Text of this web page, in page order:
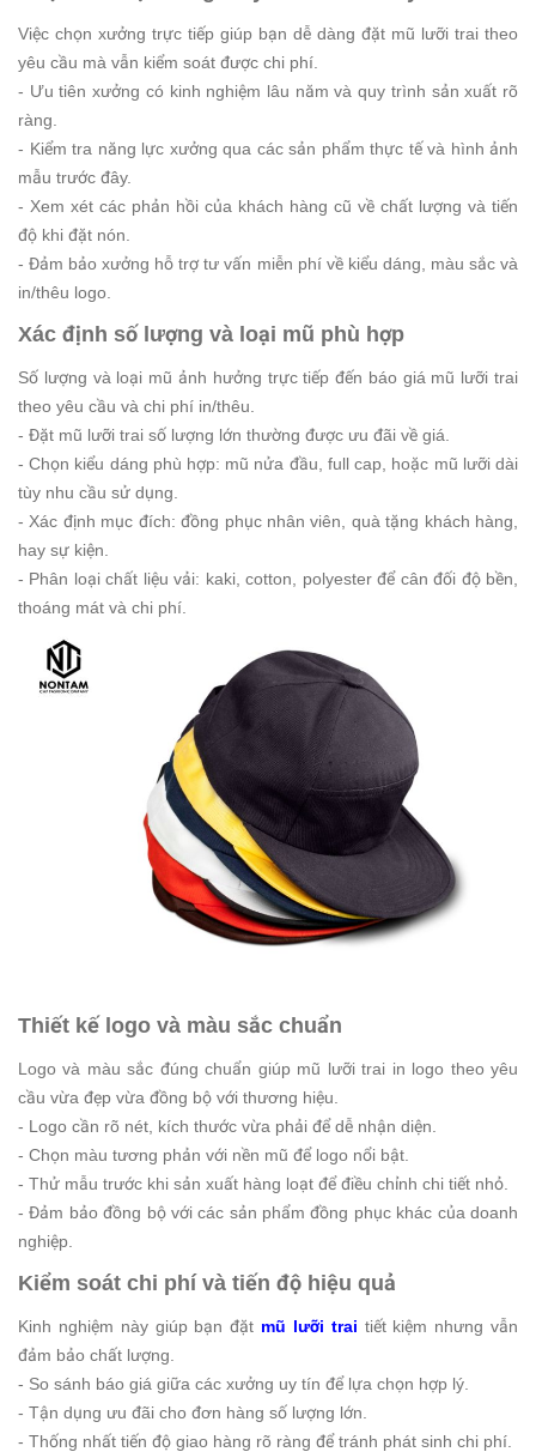
Việc chọn xưởng trực tiếp giúp bạn dễ dàng đặt mũ lưỡi trai theo
yêu cầu mà vẫn kiểm soát được chi phí.
- Ưu tiên xưởng có kinh nghiệm lâu năm và quy trình sản xuất rõ
ràng.
- Kiểm tra năng lực xưởng qua các sản phẩm thực tế và hình ảnh
mẫu trước đây.
- Xem xét các phản hồi của khách hàng cũ về chất lượng và tiến
độ khi đặt nón.
- Đảm bảo xưởng hỗ trợ tư vấn miễn phí về kiểu dáng, màu sắc và
in/thêu logo.
Xác định số lượng và loại mũ phù hợp
Số lượng và loại mũ ảnh hưởng trực tiếp đến báo giá mũ lưỡi trai
theo yêu cầu và chi phí in/thêu.
- Đặt mũ lưỡi trai số lượng lớn thường được ưu đãi về giá.
- Chọn kiểu dáng phù hợp: mũ nửa đầu, full cap, hoặc mũ lưỡi dài
tùy nhu cầu sử dụng.
- Xác định mục đích: đồng phục nhân viên, quà tặng khách hàng,
hay sự kiện.
- Phân loại chất liệu vải: kaki, cotton, polyester để cân đối độ bền,
thoáng mát và chi phí.
Thiết kế logo và màu sắc chuẩn
Logo và màu sắc đúng chuẩn giúp mũ lưỡi trai in logo theo yêu
cầu vừa đẹp vừa đồng bộ với thương hiệu.
- Logo cần rõ nét, kích thước vừa phải để dễ nhận diện.
- Chọn màu tương phản với nền mũ để logo nổi bật.
- Thử mẫu trước khi sản xuất hàng loạt để điều chỉnh chi tiết nhỏ.
- Đảm bảo đồng bộ với các sản phẩm đồng phục khác của doanh
nghiệp.
Kiểm soát chi phí và tiến độ hiệu quả
Kinh nghiệm này giúp bạn đặt mũ lưỡi trai tiết kiệm nhưng vẫn
đảm bảo chất lượng.
- So sánh báo giá giữa các xưởng uy tín để lựa chọn hợp lý.
- Tận dụng ưu đãi cho đơn hàng số lượng lớn.
- Thống nhất tiến độ giao hàng rõ ràng để tránh phát sinh chi phí.